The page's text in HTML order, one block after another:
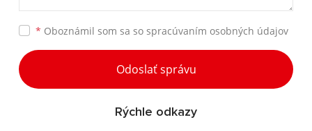
* Oboznámil som sa so spracúvaním osobných údajov
Odoslať správu
Rýchle odkazy